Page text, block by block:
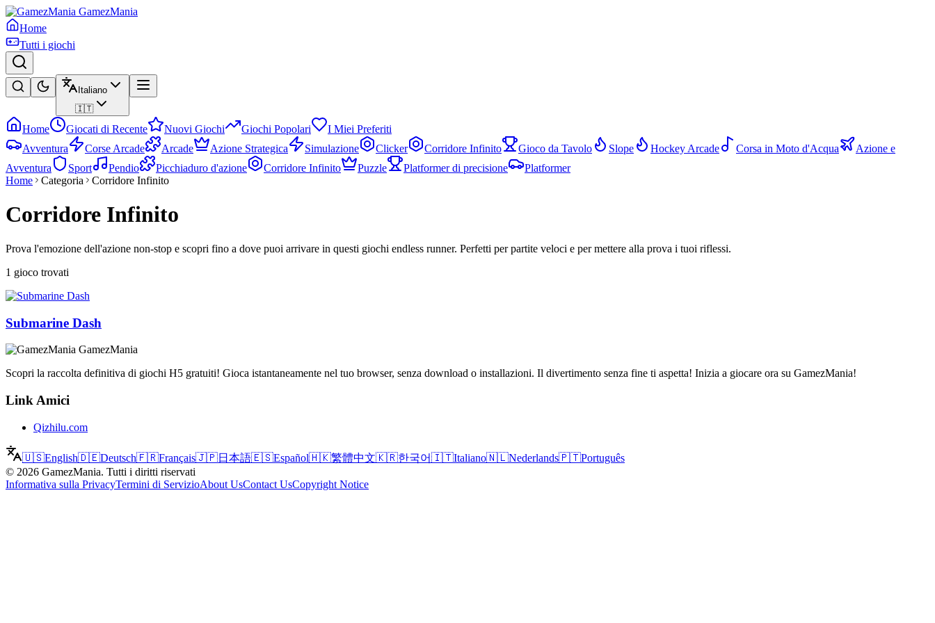
GamezMania
Home
Tutti i giochi
Italiano
🇮🇹
Home Giocati di Recente Nuovi Giochi Giochi Popolari
I Miei Preferiti
Avventura
Corse Arcade Arcade Azione Strategica Simulazione Clicker Corridore Infinito Gioco da Tavolo Slope Hockey Arcade Corsa in Moto d'Acqua
Azione e
Avventura
Sport Pendio Picchiaduro d'azione Corridore Infinito Puzzle Platformer di precisione
Platformer
Home
Categoria Corridore Infinito
Corridore Infinito
Prova l'emozione dell'azione non-stop e scopri fino a dove puoi arrivare in questi giochi endless runner. Perfetti per partite veloci e per mettere alla prova i tuoi riflessi.
1 gioco trovati
Submarine Dash
GamezMania
Scopri la raccolta definitiva di giochi H5 gratuiti! Gioca istantaneamente nel tuo browser, senza download o installazioni. Il divertimento senza fine ti aspetta! Inizia a giocare ora su GamezMania!
Link Amici
Qizhilu.com
🇺🇸English🇩🇪Deutsch🇫🇷Français🇯🇵日本語🇪🇸Español🇭🇰繁體中文🇰🇷한국어🇮🇹Italiano🇳🇱Nederlands🇵🇹Português
© 2026 GamezMania. Tutti i diritti riservati
Informativa sulla PrivacyTermini di ServizioAbout UsContact UsCopyright Notice